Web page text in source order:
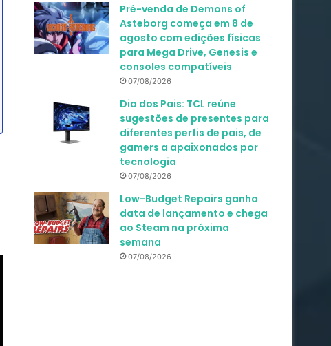
Pré-venda de Demons of
Asteborg começa em 8 de
agosto com edições físicas
para Mega Drive, Genesis e
consoles compatíveis
07/08/2026
Dia dos Pais: TCL reúne
sugestões de presentes para
diferentes perfis de pais, de
gamers a apaixonados por
tecnologia
07/08/2026
Low-Budget Repairs ganha
data de lançamento e chega
ao Steam na próxima
semana
07/08/2026